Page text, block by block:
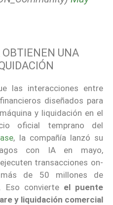
OBTIENEN UNA
las interacciones entre
diseñados para
y liquidación en el
oficial temprano del
, la compañía lanzó su
con IA en mayo,
transacciones on-
de 50 millones de
Eso convierte el puente
y liquidación comercial